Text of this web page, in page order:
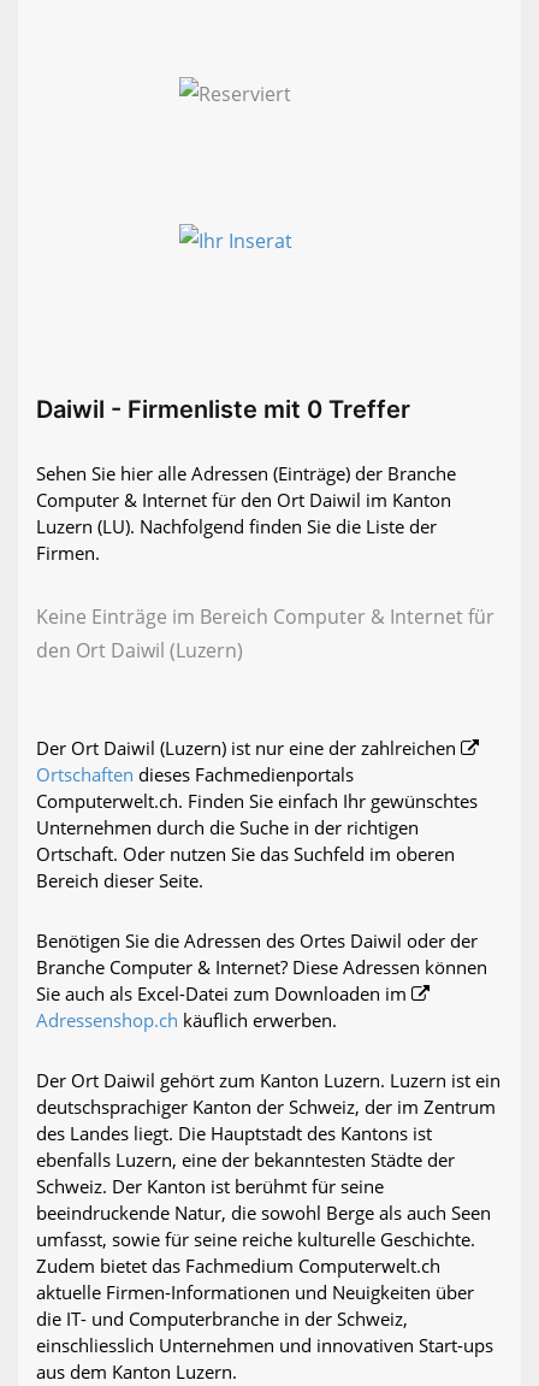
Daiwil - Firmenliste mit 0 Treffer
Sehen Sie hier alle Adressen (Einträge) der Branche
Computer & Internet für den Ort Daiwil im Kanton
Luzern (LU). Nachfolgend finden Sie die Liste der
Firmen.
Keine Einträge im Bereich Computer & Internet für
den Ort Daiwil (Luzern)
Der Ort Daiwil (Luzern) ist nur eine der zahlreichen
Ortschaften dieses Fachmedienportals
Computerwelt.ch. Finden Sie einfach Ihr gewünschtes
Unternehmen durch die Suche in der richtigen
Ortschaft. Oder nutzen Sie das Suchfeld im oberen
Bereich dieser Seite.
Benötigen Sie die Adressen des Ortes Daiwil oder der
Branche Computer & Internet? Diese Adressen können
Sie auch als Excel-Datei zum Downloaden im
Adressenshop.ch käuflich erwerben.
Der Ort Daiwil gehört zum Kanton Luzern. Luzern ist ein
deutschsprachiger Kanton der Schweiz, der im Zentrum
des Landes liegt. Die Hauptstadt des Kantons ist
ebenfalls Luzern, eine der bekanntesten Städte der
Schweiz. Der Kanton ist berühmt für seine
beeindruckende Natur, die sowohl Berge als auch Seen
umfasst, sowie für seine reiche kulturelle Geschichte.
Zudem bietet das Fachmedium Computerwelt.ch
aktuelle Firmen-Informationen und Neuigkeiten über
die IT- und Computerbranche in der Schweiz,
einschliesslich Unternehmen und innovativen Start-ups
aus dem Kanton Luzern.